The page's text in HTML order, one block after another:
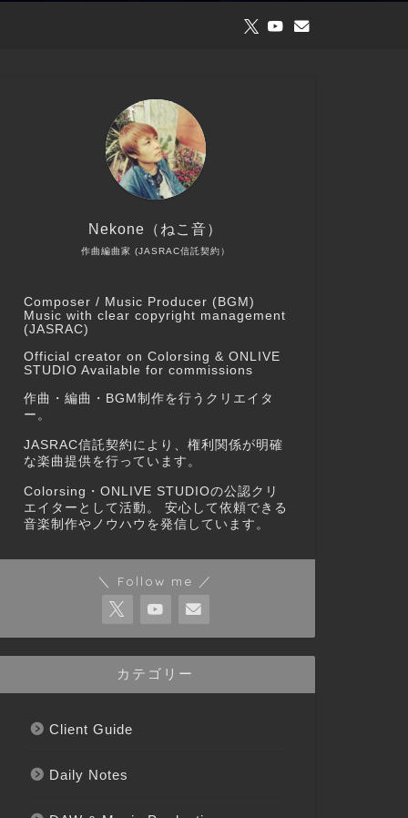
作曲編曲家 (JASRAC信託契約）
Nekone（ねこ音）
Composer / Music Producer (BGM)
Music with clear copyright management
(JASRAC)
Official creator on Colorsing & ONLIVE
STUDIO Available for commissions
作曲・編曲・BGM制作を行うクリエイタ
ー。
JASRAC信託契約により、権利関係が明確
な楽曲提供を行っています。
Colorsing・ONLIVE STUDIOの公認クリ
エイターとして活動。 安心して依頼できる
音楽制作やノウハウを発信しています。
＼ Follow me ／
カテゴリー
Client Guide
Daily Notes